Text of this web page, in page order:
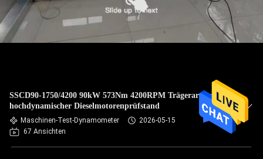
SSCD90-1750/4200 90kW 573Nm 4200RPM Trägerarmer,
hochdynamischer Dieselmotorenprüfstand
Maschinen-Test-Dynamometer
2026-05-15
67 Ansichten